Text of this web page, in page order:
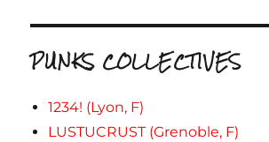
PUNKS COLLECTIVES
1234! (Lyon, F)
LUSTUCRUST (Grenoble, F)